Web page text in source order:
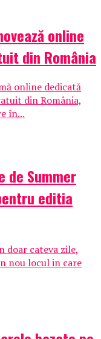
online
din România
online dedicată
din România,
în...
de Summer
editia
doar cateva zile,
nou locul in care